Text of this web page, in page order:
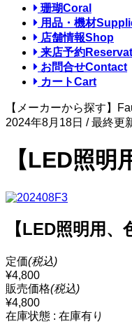
珊瑚Coral
用品・機材
店舗情報Shop
来店予約
お問合せContact
カートCart
【メーカーから探す】
2024年8月18日 / 最終更
【LED照
【LED照明用
定価(税込)
¥4,800
販売価格(税込)
¥4,800
在庫状態 : 在庫有り